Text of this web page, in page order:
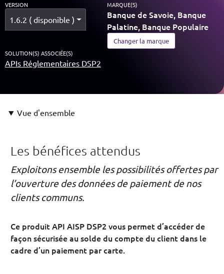
VERSION
1.6.2 ( disponible )
MARQUE(S)
Banque de Savoie, Banque
Palatine, Banque Populaire
Changer la marque
SOLUTION(S) ASSOCIÉE(S)
APIs Réglementaires DSP2
Vue d'ensemble
Les bénéfices attendus
Exploitons ensemble les possibilités offertes par
l’ouverture des données de paiement de nos
clients communs.
Ce produit API AISP DSP2 vous permet d’accéder de
façon sécurisée au solde du compte du client dans le
cadre d’un paiement par carte.